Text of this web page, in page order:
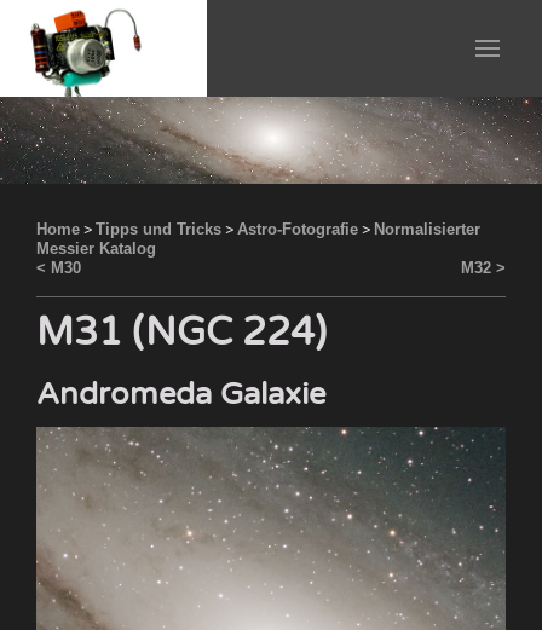
Home > Tipps und Tricks > Astro-Fotografie > Normalisierter
Messier Katalog
< M30
M32 >
M31 (NGC 224)
Andromeda Galaxie